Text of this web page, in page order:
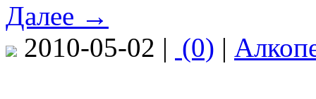
Далее →
2010-05-02 | (0) |